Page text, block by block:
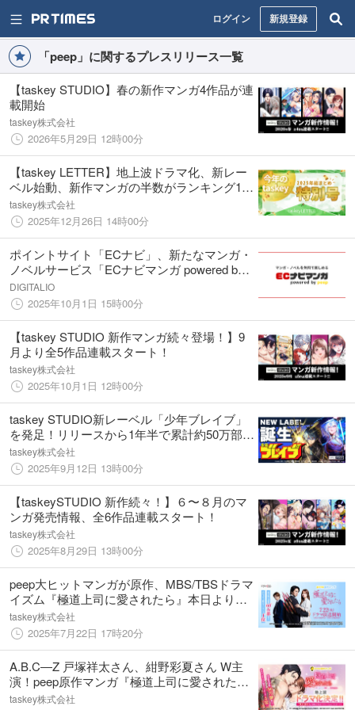
ログイン 新規登録
「peep」に関するプレスリリース一覧
【taskey STUDIO】春の新作マンガ4作品が連
載開始
taskey株式会社
2026年5月29日 12時00分
【taskey LETTER】地上波ドラマ化、新レー
ベル始動、新作マンガの半数がランキング1位
獲得──2025年のtaskeyを総まとめ
taskey株式会社
2025年12月26日 14時00分
ポイントサイト「ECナビ」、新たなマンガ・
ノベルサービス「ECナビマンガ powered by
peep」をリリース
DIGITALIO
2025年10月1日 15時00分
【taskey STUDIO 新作マンガ続々登場！】9
月より全5作品連載スタート！
taskey株式会社
2025年10月1日 12時00分
taskey STUDIO新レーベル「少年ブレイブ」
を発足！リリースから1年半で累計約50万部
（※）を販売した作品 / めちゃコミック少年マ
ンガカテゴリ1位を獲得した作品等、大ヒット
マンガを配信！
taskey株式会社
2025年9月12日 13時00分
【taskeySTUDIO 新作続々！】６〜８月のマ
ンガ発売情報、全6作品連載スタート！
taskey株式会社
2025年8月29日 13時00分
peep大ヒットマンガが原作、MBS/TBSドラマ
イズム『極道上司に愛されたら』本日より放
送開始！ W主演にA.B.C-Z 戸塚祥太さん＆紺
野彩夏さん、他豪華キャスト勢揃い！
taskey株式会社
2025年7月22日 17時20分
A.B.C―Z 戸塚祥太さん、紺野彩夏さん W主
演！peep原作マンガ『極道上司に愛されたら
～冷徹カレとの甘すぎる同居～』MBS/TBSド
taskey株式会社